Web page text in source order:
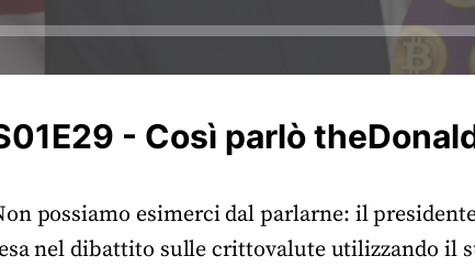
- Così parlò
possiamo esimerci dal parlarne: il
nel dibattito sulle crittovalute utilizzando il